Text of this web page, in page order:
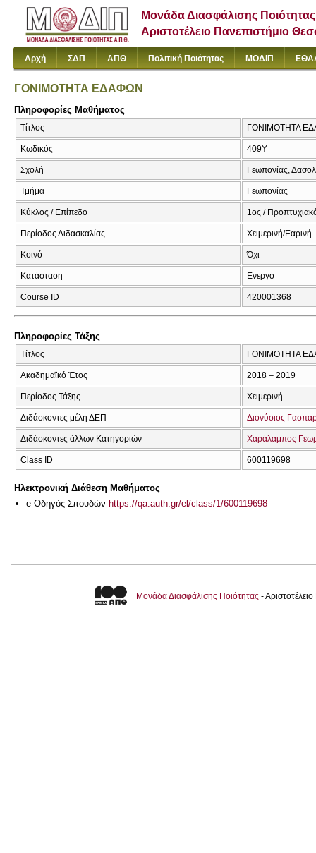
Μονάδα Διασφάλισης Ποιότητας
Αριστοτέλειο Πανεπιστήμιο
Αρχή ΣΔΠ ΑΠΘ Πολιτική Ποιότητας ΜΟΔΙΠ
ΓΟΝΙΜΟΤΗΤΑ ΕΔΑΦΩΝ
Πληροφορίες Μαθήματος
Τίτλος ΓΟΝΙΜΟΤΗΤΑ
Κωδικός 409Υ
Σχολή Γεωπονίας,
Τμήμα Γεωπονίας
Κύκλος / Επίπεδο 1ος /
Περίοδος Διδασκαλίας Χειμερινή/Εαρινή
Κοινό Όχι
Κατάσταση Ενεργό
Course ID 420001368
Πληροφορίες Τάξης
Τίτλος ΓΟΝΙΜΟΤΗΤΑ
Ακαδημαϊκό Έτος 2018 – 2019
Περίοδος Τάξης Χειμερινή
Διδάσκοντες μέλη ΔΕΠ Διονύσιος
Διδάσκοντες άλλων Κατηγοριών Χαράλαμπος
Class ID 600119698
Ηλεκτρονική Διάθεση Μαθήματος
e-Οδηγός Σπουδών https://qa.auth.gr/el/class/1/600119698
Μονάδα Διασφάλισης Ποιότητας -